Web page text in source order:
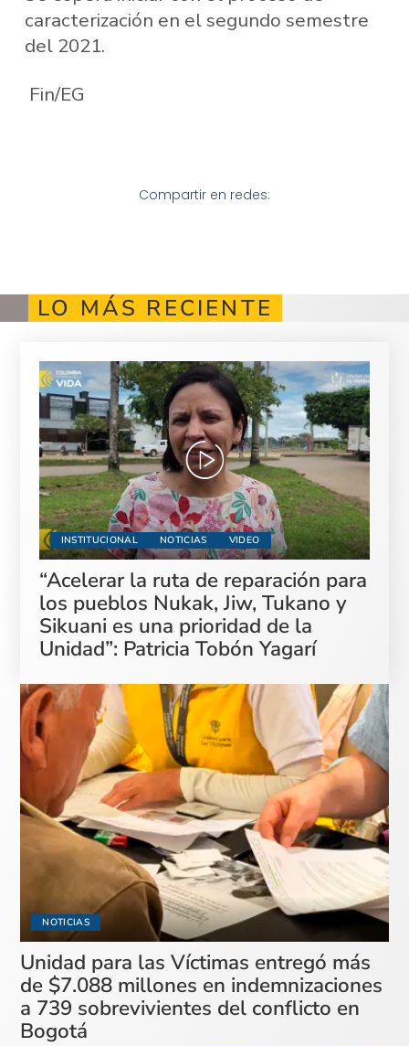
caracterización en el segundo semestre
del 2021.
Fin/EG
Compartir en redes:
LO MÁS RECIENTE
INSTITUCIONAL NOTICIAS VIDEO
“Acelerar la ruta de reparación para
los pueblos Nukak, Jiw, Tukano y
Sikuani es una prioridad de la
Unidad”: Patricia Tobón Yagarí
NOTICIAS
Unidad para las Víctimas entregó más
de $7.088 millones en indemnizaciones
a 739 sobrevivientes del conflicto en
Bogotá